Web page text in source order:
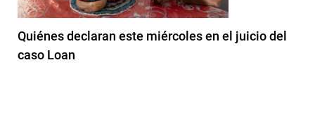
Quiénes declaran este miércoles en el juicio del
caso Loan